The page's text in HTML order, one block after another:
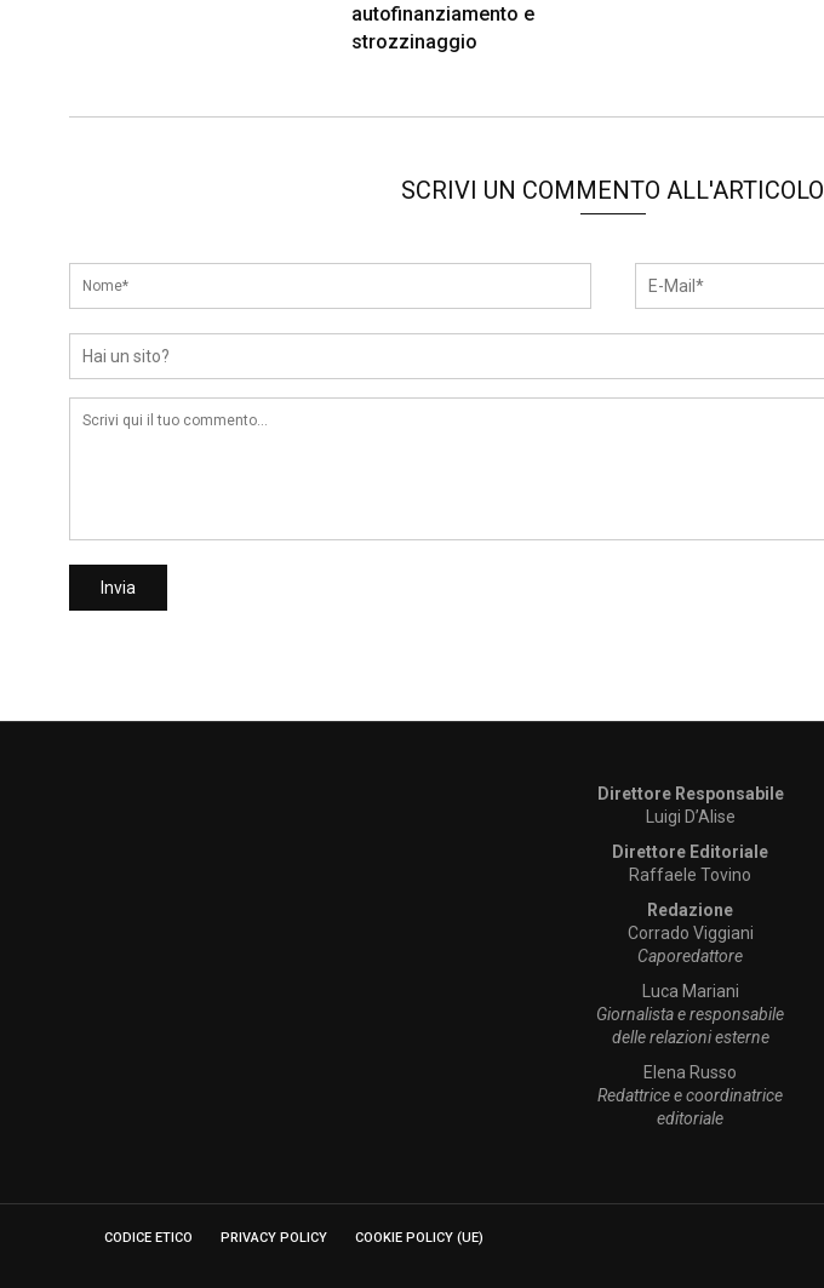
autofinanziamento e
strozzinaggio
SCRIVI UN COMMENTO ALL'ARTICOLO
Direttore Responsabile
Luigi D’Alise
Direttore Editoriale
Raffaele Tovino
Redazione
Corrado Viggiani
Caporedattore
Luca Mariani
Giornalista e responsabile
delle relazioni esterne
Elena Russo
Redattrice e coordinatrice
editoriale
CODICE ETICO PRIVACY POLICY COOKIE POLICY (UE)